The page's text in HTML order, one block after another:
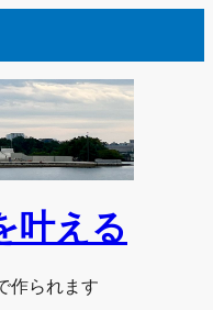
叶える
作られます